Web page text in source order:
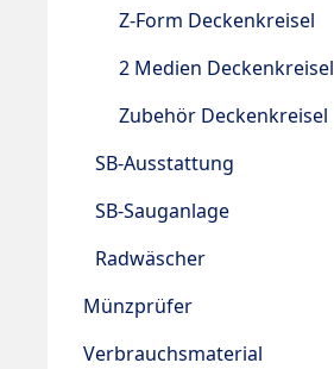
Z-Form Deckenkreisel
2 Medien Deckenkreisel
Zubehör Deckenkreisel
SB-Ausstattung
SB-Sauganlage
Radwäscher
Münzprüfer
Verbrauchsmaterial